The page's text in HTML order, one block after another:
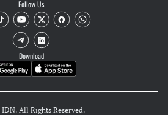
Follow Us
Download
IDN. All Rights Reserved.